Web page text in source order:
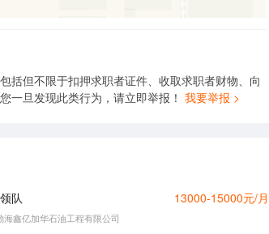
括但不限于扣押求职者证件、收取求职者财物、向
一旦发现此类行为，请立即举报！ 我要举报 >
队 13000-15000元/月
海鑫亿加华石油工程有限公司